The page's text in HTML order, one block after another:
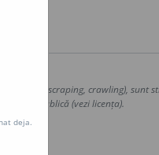
(web scraping, crawling), sunt
publică (vezi licența).
deja.